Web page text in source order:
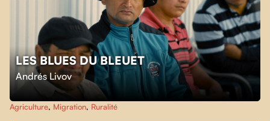
LES BLUES DU BLEUET
Andrés Livov
Agriculture, Migration, Ruralité